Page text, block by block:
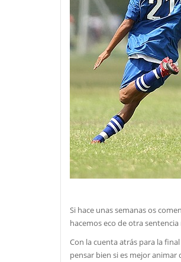
Si hace unas semanas os
hacemos eco de otra
Con la cuenta atrás para la
pensar bien si es mejor animar